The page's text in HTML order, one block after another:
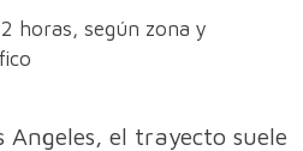
2 horas, según zona y
Angeles, el trayecto suele